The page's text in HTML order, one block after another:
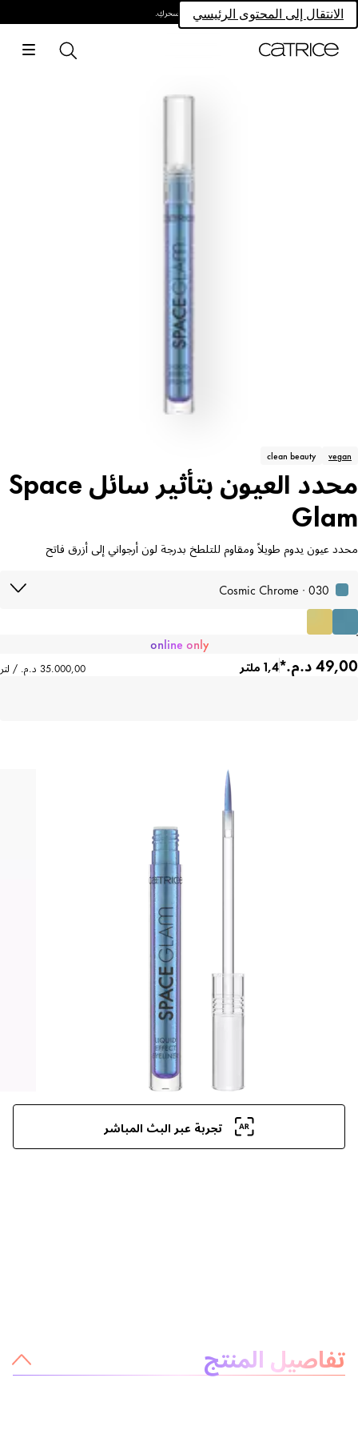
الانتقال إلى المحتوى الرئيسيامتلكي سحركِ.
vegan
clean beauty
محدد العيون بتأثير سائل Space
Glam
محدد عيون يدوم طويلاً ومقاوم للتلطخ بدرجة لون أرجواني إلى أزرق فاتح
030 · Cosmic Chrome
online only
1,4 ملتر
تجربة عبر البث المباشر
تفاصيل المنتج